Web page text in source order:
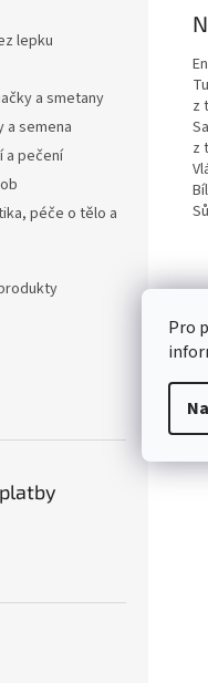
Pro
lepku
a smetany
a semena
a pečení
péče o tělo a
z
z